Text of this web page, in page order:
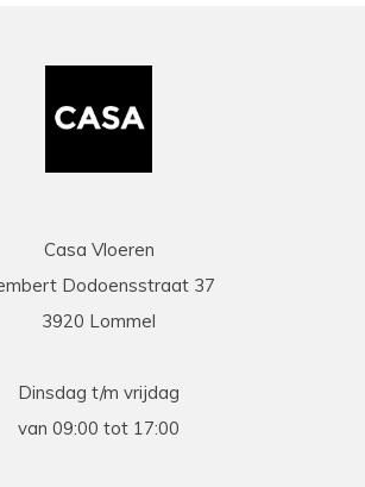
Casa Vloeren
Dodoensstraat 37
3920 Lommel
Dinsdag t/m vrijdag
van 09:00 tot 17:00